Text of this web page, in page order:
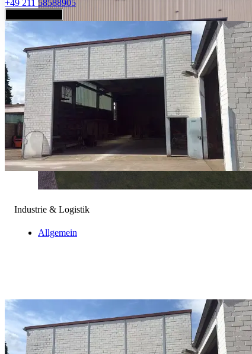
Industrie & Logistik
Allgemein
+49 211 58588905